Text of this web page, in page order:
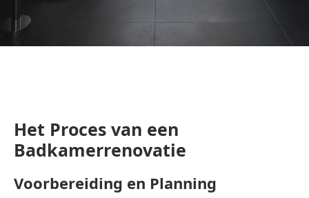
Het Proces van een
Badkamerrenovatie
Voorbereiding en Planning